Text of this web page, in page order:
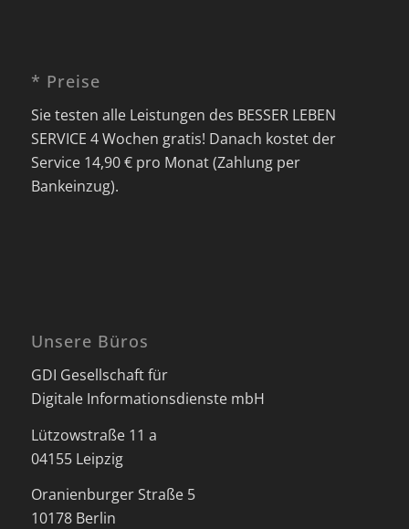
* Preise
Sie testen alle Leistungen des BESSER LEBEN
SERVICE 4 Wochen gratis! Danach kostet der
Service 14,90 € pro Monat (Zahlung per
Bankeinzug).
Unsere Büros
GDI Gesellschaft für
Digitale Informationsdienste mbH
Lützowstraße 11 a
04155 Leipzig
Oranienburger Straße 5
10178 Berlin